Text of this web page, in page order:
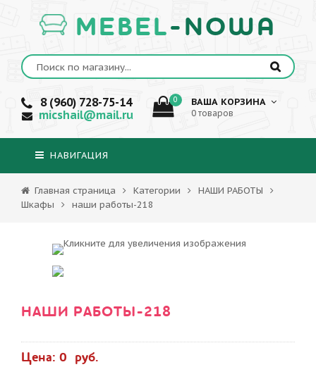
MEBEL-NOWA
8 (960) 728-75-14
micshail@mail.ru
0 ВАША КОРЗИНА
0 товаров
НАВИГАЦИЯ
Главная страница Категории
НАШИ РАБОТЫ
Шкафы
наши работы-218
НАШИ РАБОТЫ-218
Цена: 0 руб.